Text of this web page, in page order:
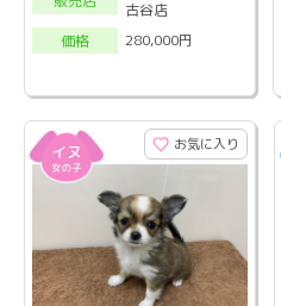
古谷店
価格
280,000円
お気に入り